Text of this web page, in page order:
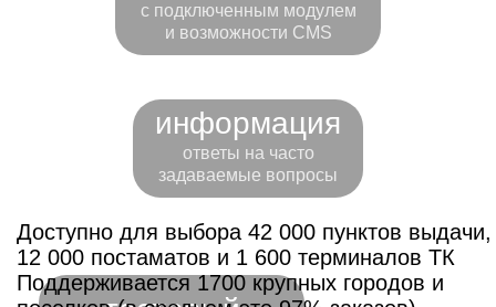
с подключенным модулем
и возможности CMS
информация
ответы на часто
задаваемые вопросы
Доступно для выбора 42 000 пунктов выдачи,
12 000 постаматов и 1 600 терминалов ТК
Поддерживается 1700 крупных городов и